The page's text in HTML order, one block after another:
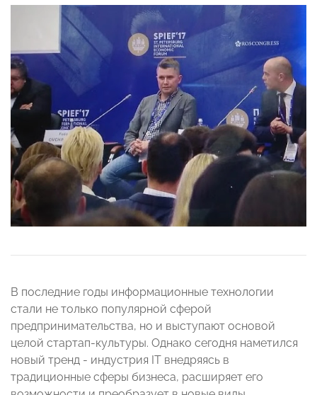
В последние годы информационные технологии
стали не только популярной сферой
предпринимательства, но и выступают основой
целой стартап-культуры. Однако сегодня наметился
новый тренд - индустрия IT внедряясь в
традиционные сферы бизнеса, расширяет его